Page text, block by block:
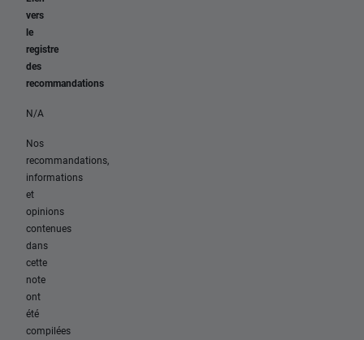
vers
le
registre
des
recommandations
N/A
Nos
recommandations,
informations
et
opinions
contenues
dans
cette
note
ont
été
compilées